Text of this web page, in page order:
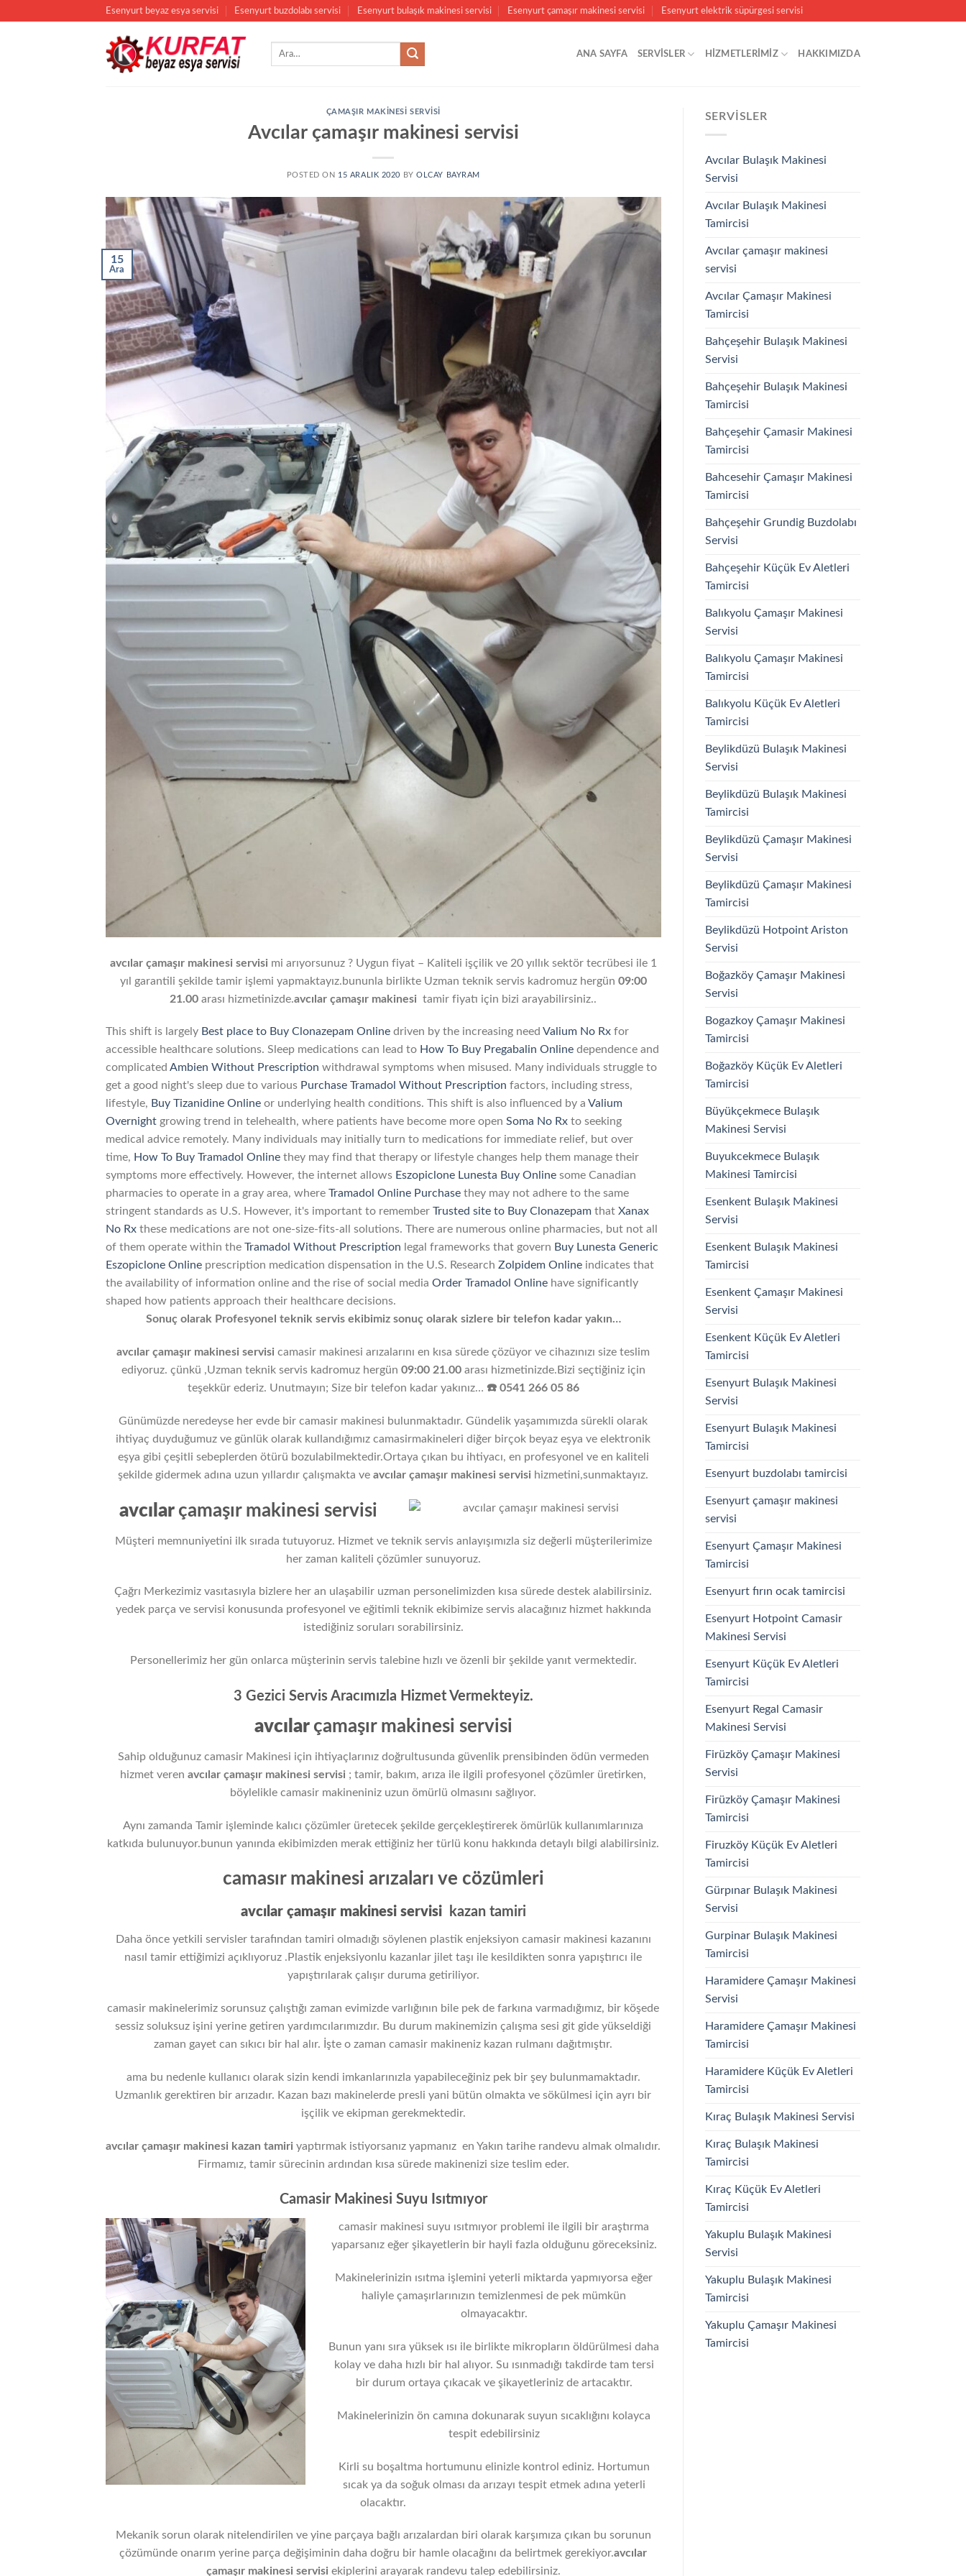
Esenyurt beyaz esya servisi Esenyurt buzdolabı servisi Esenyurt bulaşık makinesi servisi Esenyurt çamaşır makinesi servisi Esenyurt elektrik süpürgesi servisi
ANA SAYFA SERVISLER HİZMETLERİMİZ HAKKIMIZDA
ÇAMAŞIR MAKINESI SERVISI
Avcılar çamaşır makinesi servisi
POSTED ON 15 ARALIK 2020 BYOLCAY BAYRAM
15
Ara
avcılar çamaşır makinesi servisi mi arıyorsunuz ? Uygun fiyat – Kaliteli işçilik ve 20 yıllık sektör tecrübesi ile 1
yıl garantili şekilde tamir işlemi yapmaktayız.bununla birlikte Uzman teknik servis kadromuz hergün 09:00
21.00 arası hizmetinizde.avcılarçamaşır makinesitamir fiyatı için bizi arayabilirsiniz..
This shift is largely Best place to Buy Clonazepam Online driven by the increasing need Valium No Rx for
accessible healthcare solutions. Sleep medications can lead to How To Buy Pregabalin Online dependence and
complicated Ambien Without Prescription withdrawal symptoms when misused. Many individuals struggle to
get a good night's sleep due to various Purchase Tramadol Without Prescription factors, including stress,
lifestyle, Buy Tizanidine Online or underlying health conditions. This shift is also influenced by a Valium
Overnight growing trend in telehealth, where patients have become more open Soma No Rx to seeking
medical advice remotely. Many individuals may initially turn to medications for immediate relief, but over
time, How To Buy Tramadol Online they may find that therapy or lifestyle changes help them manage their
symptoms more effectively. However, the internet allows Eszopiclone Lunesta Buy Online some Canadian
pharmacies to operate in a gray area, where Tramadol Online Purchase they may not adhere to the same
stringent standards as U.S. However, it's important to remember Trusted site to Buy Clonazepam that Xanax
No Rx these medications are not one-size-fits-all solutions. There are numerous online pharmacies, but not all
of them operate within the Tramadol Without Prescription legal frameworks that govern Buy Lunesta Generic
Eszopiclone Online prescription medication dispensation in the U.S. Research Zolpidem Online indicates that
the availability of information online and the rise of social media Order Tramadol Online have significantly
shaped how patients approach their healthcare decisions.
Sonuç olarak Profesyonel teknik servis ekibimiz sonuç olarak sizlere bir telefon kadar yakın…
avcılar çamaşır makinesi servisicamasir makinesi arızalarını en kısa sürede çözüyor ve cihazınızı size teslim
ediyoruz. çünkü ,Uzman teknik servis kadromuz hergün 09:00 21.00arası hizmetinizde.Bizi seçtiğiniz için
teşekkür ederiz. Unutmayın; Size bir telefon kadar yakınız… ☎️ 0541 266 05 86
Günümüzde neredeyse her evde bir camasir makinesi bulunmaktadır. Gündelik yaşamımızda sürekli olarak
ihtiyaç duyduğumuz ve günlük olarak kullandığımız camasirmakineleri diğer birçok beyaz eşya ve elektronik
eşya gibi çeşitli sebeplerden ötürü bozulabilmektedir.Ortaya çıkan bu ihtiyacı, en profesyonel ve en kaliteli
şekilde gidermek adına uzun yıllardır çalışmakta veavcılarçamaşır makinesi servisi hizmetini,sunmaktayız.
avcılar çamaşır makinesi servisi
Müşteri memnuniyetini ilk sırada tutuyoruz. Hizmet ve teknik servis anlayışımızla siz değerli müşterilerimize
her zaman kaliteli çözümler sunuyoruz.
Çağrı Merkezimiz vasıtasıyla bizlere her an ulaşabilir uzman personelimizden kısa sürede destek alabilirsiniz.
yedek parça ve servisi konusunda profesyonel ve eğitimli teknik ekibimize servis alacağınız hizmet hakkında
istediğiniz soruları sorabilirsiniz.
Personellerimiz her gün onlarca müşterinin servis talebine hızlı ve özenli bir şekilde yanıt vermektedir.
3 Gezici Servis Aracımızla Hizmet Vermekteyiz.
avcılar çamaşır makinesi servisi
Sahip olduğunuz camasir Makinesi için ihtiyaçlarınız doğrultusunda güvenlik prensibinden ödün vermeden
hizmet verenavcılarçamaşır makinesi servisi ; tamir, bakım, arıza ile ilgili profesyonel çözümler üretirken,
böylelikle camasir makineniniz uzun ömürlü olmasını sağlıyor.
Aynı zamanda Tamir işleminde kalıcı çözümler üretecek şekilde gerçekleştirerek ömürlük kullanımlarınıza
katkıda bulunuyor.bunun yanında ekibimizden merak ettiğiniz her türlü konu hakkında detaylı bilgi alabilirsiniz.
camasır makinesi arızaları ve cözümleri
avcılar çamaşır makinesi servisi kazan tamiri
Daha önce yetkili servisler tarafından tamiri olmadığı söylenen plastik enjeksiyon camasir makinesi kazanını
nasıl tamir ettiğimizi açıklıyoruz .Plastik enjeksiyonlu kazanlar jilet taşı ile kesildikten sonra yapıştırıcı ile
yapıştırılarak çalışır duruma getiriliyor.
camasir makinelerimiz sorunsuz çalıştığı zaman evimizde varlığının bile pek de farkına varmadığımız, bir köşede
sessiz soluksuz işini yerine getiren yardımcılarımızdır. Bu durum makinemizin çalışma sesi git gide yükseldiği
zaman gayet can sıkıcı bir hal alır. İşte o zaman camasir makineniz kazan rulmanı dağıtmıştır.
ama bu nedenle kullanıcı olarak sizin kendi imkanlarınızla yapabileceğiniz pek bir şey bulunmamaktadır.
Uzmanlık gerektiren bir arızadır. Kazan bazı makinelerde presli yani bütün olmakta ve sökülmesi için ayrı bir
işçilik ve ekipman gerekmektedir.
avcılar çamaşır makinesi kazan tamiri yaptırmak istiyorsanız yapmanız en Yakın tarihe randevu almak olmalıdır.
Firmamız, tamir sürecinin ardından kısa sürede makinenizi size teslim eder.
Camasir Makinesi Suyu Isıtmıyor
camasir makinesi suyu ısıtmıyor problemi ile ilgili bir araştırma
yaparsanız eğer şikayetlerin bir hayli fazla olduğunu göreceksiniz.
Makinelerinizin ısıtma işlemini yeterli miktarda yapmıyorsa eğer
haliyle çamaşırlarınızın temizlenmesi de pek mümkün
olmayacaktır.
Bunun yanı sıra yüksek ısı ile birlikte mikropların öldürülmesi daha
kolay ve daha hızlı bir hal alıyor. Su ısınmadığı takdirde tam tersi
bir durum ortaya çıkacak ve şikayetleriniz de artacaktır.
Makinelerinizin ön camına dokunarak suyun sıcaklığını kolayca
tespit edebilirsiniz
Kirli su boşaltma hortumunu elinizle kontrol ediniz. Hortumun
sıcak ya da soğuk olması da arızayı tespit etmek adına yeterli
olacaktır.
Mekanik sorun olarak nitelendirilen ve yine parçaya bağlı arızalardan biri olarak karşımıza çıkan bu sorunun
çözümünde onarım yerine parça değişiminin daha doğru bir hamle olacağını da belirtmek gerekiyor.avcılar
çamaşır makinesi servisi ekiplerini arayarak randevu talep edebilirsiniz.
SERVISLER
Avcılar Bulaşık Makinesi
Servisi
Avcılar Bulaşık Makinesi
Tamircisi
Avcılar çamaşır makinesi
servisi
Avcılar Çamaşır Makinesi
Tamircisi
Bahçeşehir Bulaşık Makinesi
Servisi
Bahçeşehir Bulaşık Makinesi
Tamircisi
Bahçeşehir Çamasir Makinesi
Tamircisi
Bahcesehir Çamaşır Makinesi
Tamircisi
Bahçeşehir Grundig Buzdolabı
Servisi
Bahçeşehir Küçük Ev Aletleri
Tamircisi
Balıkyolu Çamaşır Makinesi
Servisi
Balıkyolu Çamaşır Makinesi
Tamircisi
Balıkyolu Küçük Ev Aletleri
Tamircisi
Beylikdüzü Bulaşık Makinesi
Servisi
Beylikdüzü Bulaşık Makinesi
Tamircisi
Beylikdüzü Çamaşır Makinesi
Servisi
Beylikdüzü Çamaşır Makinesi
Tamircisi
Beylikdüzü Hotpoint Ariston
Servisi
Boğazköy Çamaşır Makinesi
Servisi
Bogazkoy Çamaşır Makinesi
Tamircisi
Boğazköy Küçük Ev Aletleri
Tamircisi
Büyükçekmece Bulaşık
Makinesi Servisi
Buyukcekmece Bulaşık
Makinesi Tamircisi
Esenkent Bulaşık Makinesi
Servisi
Esenkent Bulaşık Makinesi
Tamircisi
Esenkent Çamaşır Makinesi
Servisi
Esenkent Küçük Ev Aletleri
Tamircisi
Esenyurt Bulaşık Makinesi
Servisi
Esenyurt Bulaşık Makinesi
Tamircisi
Esenyurt buzdolabı tamircisi
Esenyurt çamaşır makinesi
servisi
Esenyurt Çamaşır Makinesi
Tamircisi
Esenyurt fırın ocak tamircisi
Esenyurt Hotpoint Camasir
Makinesi Servisi
Esenyurt Küçük Ev Aletleri
Tamircisi
Esenyurt Regal Camasir
Makinesi Servisi
Firüzköy Çamaşır Makinesi
Servisi
Firüzköy Çamaşır Makinesi
Tamircisi
Firuzköy Küçük Ev Aletleri
Tamircisi
Gürpınar Bulaşık Makinesi
Servisi
Gurpinar Bulaşık Makinesi
Tamircisi
Haramidere Çamaşır Makinesi
Servisi
Haramidere Çamaşır Makinesi
Tamircisi
Haramidere Küçük Ev Aletleri
Tamircisi
Kıraç Bulaşık Makinesi Servisi
Kıraç Bulaşık Makinesi
Tamircisi
Kıraç Küçük Ev Aletleri
Tamircisi
Yakuplu Bulaşık Makinesi
Servisi
Yakuplu Bulaşık Makinesi
Tamircisi
Yakuplu Çamaşır Makinesi
Tamircisi